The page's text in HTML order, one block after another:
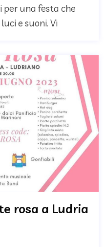
una festa che
e suoni. Vi
rosa a Ludria